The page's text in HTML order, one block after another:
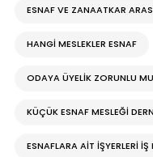
ESNAF VE ZANAATKAR
HANGI MESLEKLER ESNAF
ODAYA ÜYELIK ZORUNLU
KÜÇÜK ESNAF MESLEĞI
ESNAFLARA AIT IŞYERLERI